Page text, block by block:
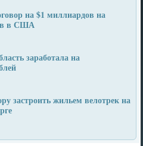
на $1 миллиардов на
в США
заработала на
застроить жильем велотрек на